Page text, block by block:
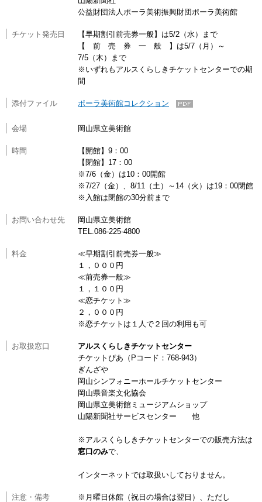
公益財団法人ポーラ美術振興財団ポーラ美術館
チケット発売日
【早期割引前売券一般】は5/2（水）まで
【 前 売 券 一 般 】は5/7（月）～
7/5（木）まで
※いずれもアルスくらしきチケットセンターでの期
間
添付ファイル ポーラ美術館コレクション
会場 岡山県立美術館
時間
【開館】9：00
【閉館】17：00
※7/6（金）は10：00開館
※7/27（金）、8/11（土）～14（火）は19：00閉館
※入館は閉館の30分前まで
お問い合わせ先
岡山県立美術館
TEL.086-225-4800
料金
≪早期割引前売券一般≫
１，０００円
≪前売券一般≫
１，１００円
≪恋チケット≫
２，０００円
※恋チケットは１人で２回の利用も可
お取扱窓口
アルスくらしきチケットセンター
チケットぴあ（Pコード：768-943）
ぎんざや
岡山シンフォニーホールチケットセンター
岡山県音楽文化協会
岡山県立美術館ミュージアムショップ
山陽新聞社サービスセンター 他
※アルスくらしきチケットセンターでの販売方法は
窓口のみで、
インターネットでは取扱いしておりません。
注意・備考
※月曜日休館（祝日の場合は翌日）、ただし